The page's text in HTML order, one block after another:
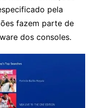
pela
fazem parte de
dos consoles.